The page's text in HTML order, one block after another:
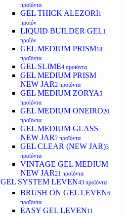
προϊόντα
GEL THICK ALEZORI1
προϊόν
LIQUID BUILDER GEL1
προϊόν
GEL MEDIUM PRISM18
προϊόντα
GEL SLIME4 προϊόντα
GEL MEDIUM PRISM
NEW JAR2 προϊόντα
GEL MEDIUM ZORYA5
προϊόντα
GEL MEDIUM ONEIRO20
προϊόντα
GEL MEDIUM GLASS
NEW JAR7 προϊόντα
GEL CLEAR (NEW JAR)3
προϊόντα
VINTAGE GEL MEDIUM
NEW JAR21 προϊόντα
GEL SYSTEM LEVEN43 προϊόντα
BRUSH ON GEL LEVEN6
προϊόντα
EASY GEL LEVEN11